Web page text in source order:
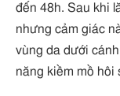
đến 48h. Sau khi
nhưng cảm giác
vùng da dưới
năng kiềm mồ hôi